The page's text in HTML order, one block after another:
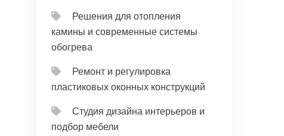
Решения для отопления
камины и современные системы
обогрева
Ремонт и регулировка
пластиковых оконных конструкций
Студия дизайна интерьеров и
подбор мебели